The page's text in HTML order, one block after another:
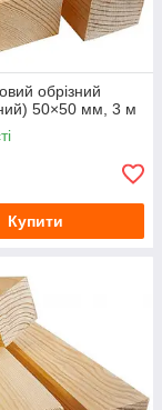
обрізний
50×50 мм, 3 м
Купити